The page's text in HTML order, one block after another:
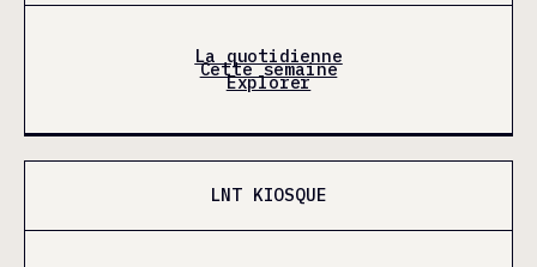
La quotidienne
Cette semaine
Explorer
LNT KIOSQUE